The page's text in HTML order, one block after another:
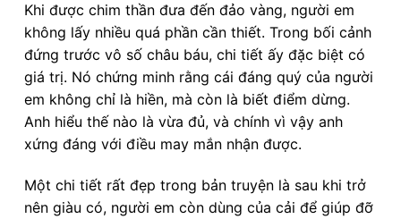
Khi được chim thần đưa đến đảo vàng, người em
không lấy nhiều quá phần cần thiết. Trong bối cảnh
đứng trước vô số châu báu, chi tiết ấy đặc biệt có
giá trị. Nó chứng minh rằng cái đáng quý của người
em không chỉ là hiền, mà còn là biết điểm dừng.
Anh hiểu thế nào là vừa đủ, và chính vì vậy anh
xứng đáng với điều may mắn nhận được.
Một chi tiết rất đẹp trong bản truyện là sau khi trở
nên giàu có, người em còn dùng của cải để giúp đỡ